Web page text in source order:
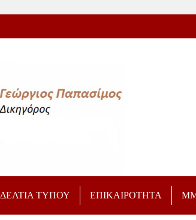
ΔΕΛΤΙΑ ΤΥΠΟΥ ΕΠΙΚΑΙΡΟΤΗΤΑ